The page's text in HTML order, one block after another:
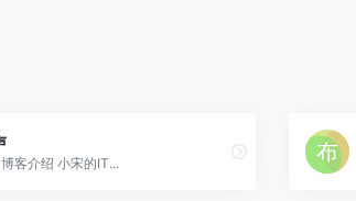
客介绍 小宋的IT...